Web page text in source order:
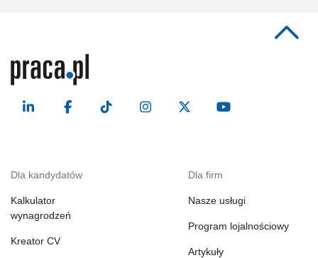
Dla kandydatów
Kalkulator
wynagrodzeń
Kreator CV
Dla firm
Nasze usługi
Program lojalnościowy
Artykuły